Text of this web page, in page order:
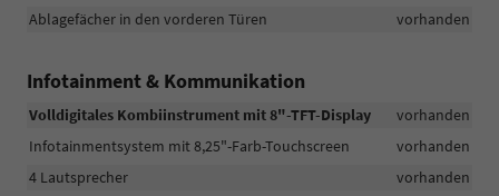
Ablagefächer in den vorderen Türen
vorhanden
Infotainment & Kommunikation
Volldigitales Kombiinstrument mit 8"-TFT-Display
vorhanden
Infotainmentsystem mit 8,25"-Farb-Touchscreen
vorhanden
4 Lautsprecher
vorhanden